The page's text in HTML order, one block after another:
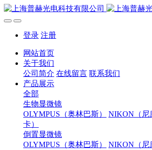
登录 注册
网站首页
关于我们
公司简介 在线留言 联系我们
产品展示
全部
生物显微镜
OLYMPUS（奥林巴斯）
NIKON（尼
卡）
倒置显微镜
OLYMPUS（奥林巴斯）
NIKON（尼